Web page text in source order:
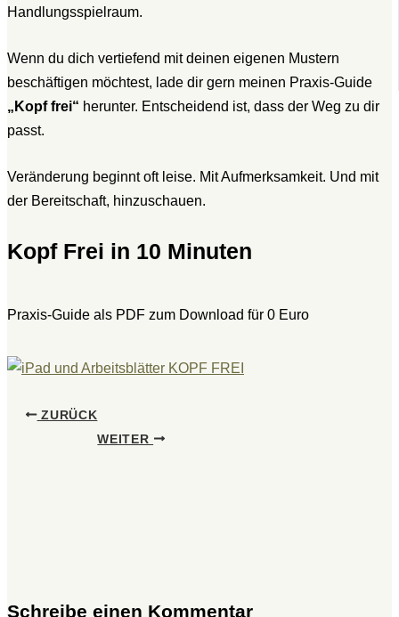
Handlungsspielraum.
Wenn du dich vertiefend mit deinen eigenen Mustern
beschäftigen möchtest, lade dir gern meinen Praxis-Guide
„Kopf frei“ herunter. Entscheidend ist, dass der Weg zu dir
passt.
Veränderung beginnt oft leise. Mit Aufmerksamkeit. Und mit
der Bereitschaft, hinzuschauen.
Kopf Frei in 10 Minuten
Praxis-Guide als PDF zum Download für 0 Euro
ZURÜCK
WEITER
Schreibe einen Kommentar